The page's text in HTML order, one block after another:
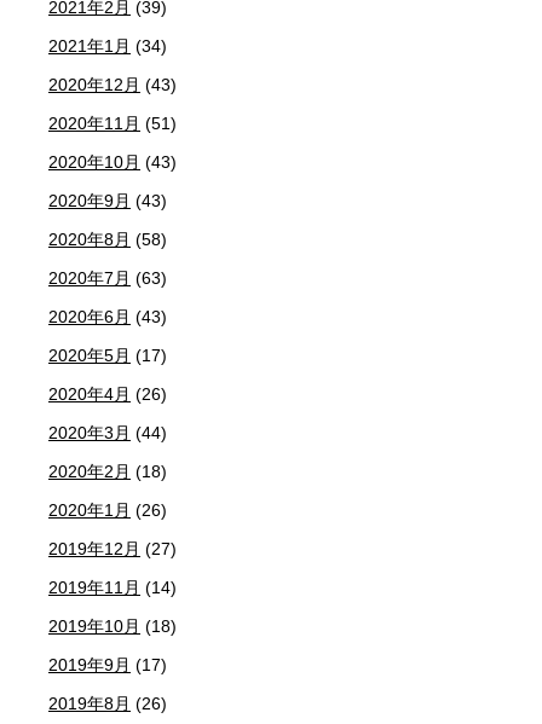
2021年2月 (39)
2021年1月 (34)
2020年12月 (43)
2020年11月 (51)
2020年10月 (43)
2020年9月 (43)
2020年8月 (58)
2020年7月 (63)
2020年6月 (43)
2020年5月 (17)
2020年4月 (26)
2020年3月 (44)
2020年2月 (18)
2020年1月 (26)
2019年12月 (27)
2019年11月 (14)
2019年10月 (18)
2019年9月 (17)
2019年8月 (26)